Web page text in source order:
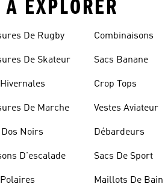
EXPLORER
De Rugby
De Skateur
De Marche
Dos Noirs
D'escalade
Combinaisons
Sacs Banane
Crop Tops
Vestes Aviateur
Débardeurs
Sacs De Sport
Maillots De Bain